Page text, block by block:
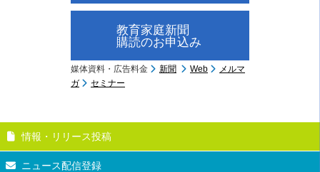
教育家庭新聞
購読のお申込み
媒体資料・広告料金 新聞 Web
メルマ
ガ
セミナー
情報・リリース投稿
ニュース配信登録